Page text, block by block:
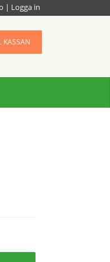
| Logga in
KASSAN